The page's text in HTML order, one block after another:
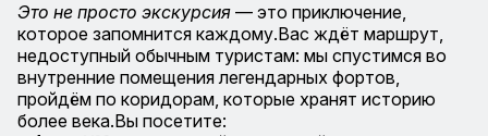
Это не просто экскурсия — это приключение,
которое запомнится каждому.Вас ждёт маршрут,
недоступный обычным туристам: мы спустимся во
внутренние помещения легендарных фортов,
пройдём по коридорам, которые хранят историю
более века.Вы посетите: